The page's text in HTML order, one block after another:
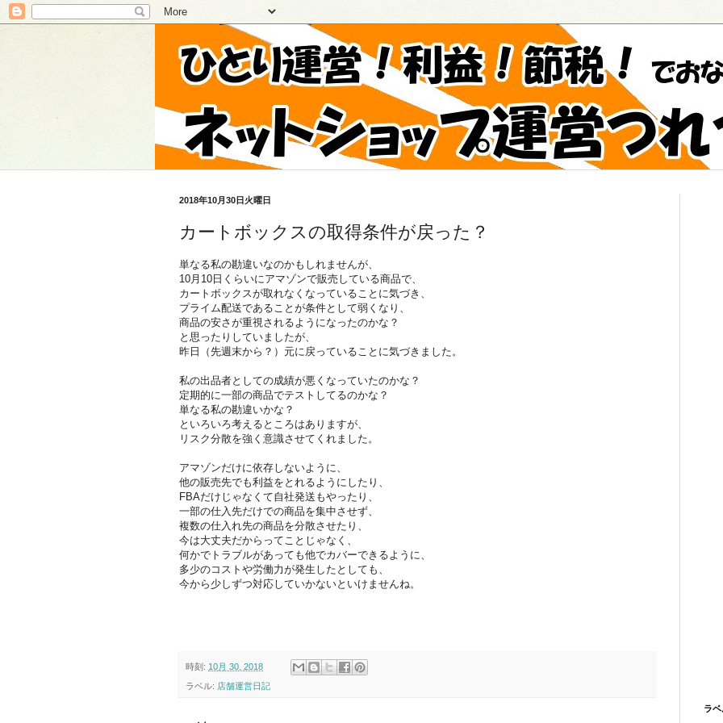
2018年10月30日火曜日
カートボックスの取得条件が戻った？
単なる私の勘違いなのかもしれませんが、
10月10日くらいにアマゾンで販売している商品で、
カートボックスが取れなくなっていることに気づき、
プライム配送であることが条件として弱くなり、
商品の安さが重視されるようになったのかな？
と思ったりしていましたが、
昨日（先週末から？）元に戻っていることに気づきました。
私の出品者としての成績が悪くなっていたのかな？
定期的に一部の商品でテストしてるのかな？
単なる私の勘違いかな？
といろいろ考えるところはありますが、
リスク分散を強く意識させてくれました。
アマゾンだけに依存しないように、
他の販売先でも利益をとれるようにしたり、
FBAだけじゃなくて自社発送もやったり、
一部の仕入先だけでの商品を集中させず、
複数の仕入れ先の商品を分散させたり、
今は大丈夫だからってことじゃなく、
何かでトラブルがあっても他でカバーできるように、
多少のコストや労働力が発生したとしても、
今から少しずつ対応していかないといけませんね。
時刻: 10月 30, 2018
ラベル: 店舗運営日記
ラベ